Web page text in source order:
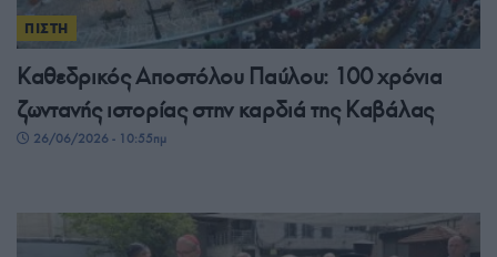
ΠΙΣΤΗ
Καθεδρικός Αποστόλου Παύλου: 100 χρόνια
ζωντανής ιστορίας στην καρδιά της Καβάλας
26/06/2026 - 10:55πμ